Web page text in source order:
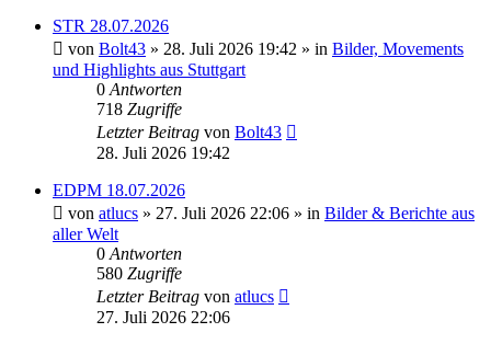
STR 28.07.2026
von Bolt43 » 28. Juli 2026 19:42 » in Bilder, Movements
und Highlights aus Stuttgart
0 Antworten
718 Zugriffe
Letzter Beitrag von Bolt43
28. Juli 2026 19:42
EDPM 18.07.2026
von atlucs » 27. Juli 2026 22:06 » in Bilder & Berichte aus
aller Welt
0 Antworten
580 Zugriffe
Letzter Beitrag von atlucs
27. Juli 2026 22:06